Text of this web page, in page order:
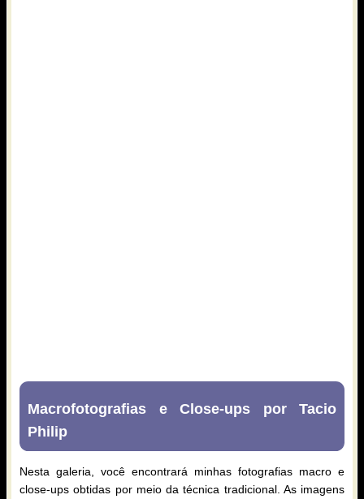
Macrofotografias e Close-ups por Tacio
Philip
Nesta galeria, você encontrará minhas fotografias macro e
close-ups obtidas por meio da técnica tradicional. As imagens